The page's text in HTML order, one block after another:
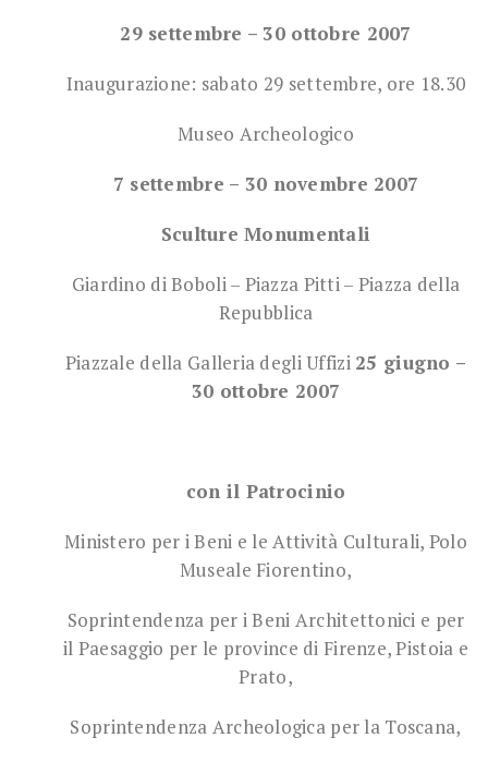
29 settembre – 30 ottobre 2007
Inaugurazione: sabato 29 settembre, ore 18.30
Museo Archeologico
7 settembre – 30 novembre 2007
Sculture Monumentali
Giardino di Boboli – Piazza Pitti – Piazza della
Repubblica
Piazzale della Galleria degli Uffizi 25 giugno –
30 ottobre 2007
con il Patrocinio
Ministero per i Beni e le Attività Culturali, Polo
Museale Fiorentino,
Soprintendenza per i Beni Architettonici e per
il Paesaggio per le province di Firenze, Pistoia e
Prato,
Soprintendenza Archeologica per la Toscana,